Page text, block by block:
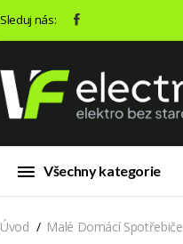
Sleduj nás:
Všechny kategorie
Úvod Malé Domácí Spotřebiče